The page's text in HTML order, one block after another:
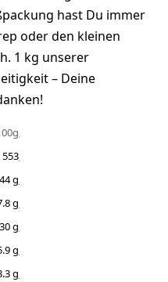
hast Du immer
oder den kleinen
1 kg unserer
– Deine
44 g
g
30 g
g
g